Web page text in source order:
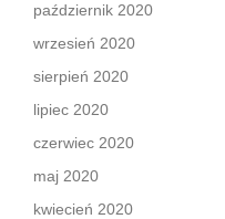
październik 2020
wrzesień 2020
sierpień 2020
lipiec 2020
czerwiec 2020
maj 2020
kwiecień 2020